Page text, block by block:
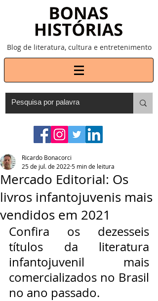
Blog de literatura, cultura e entretenimento
Mercado Editorial: Os
livros infantojuvenis mais
vendidos em 2021
Ricardo Bonacorci
25 de jul. de 2022 5 min de leitura
Confira os dezesseis
títulos da literatura
infantojuvenil mais
comercializados no Brasil
no ano passado.